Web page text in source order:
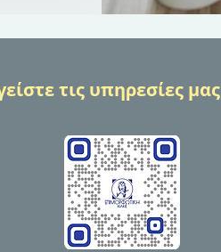
τις υπηρεσίες μας